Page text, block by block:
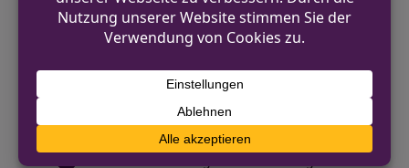
Platzverweise ausgesprochen, und vier
Kinder, die sich während der Kirmes von
ihren Eltern getrennt hatten, konnten
sicher zurückgebracht werden.
VORHERIGER BEITRAG